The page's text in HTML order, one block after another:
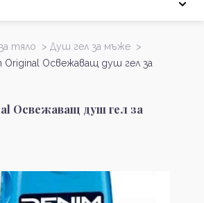
тяло > Душ гел за мъже >
Original Освежаващ душ гел за
Освежаващ душ гел за